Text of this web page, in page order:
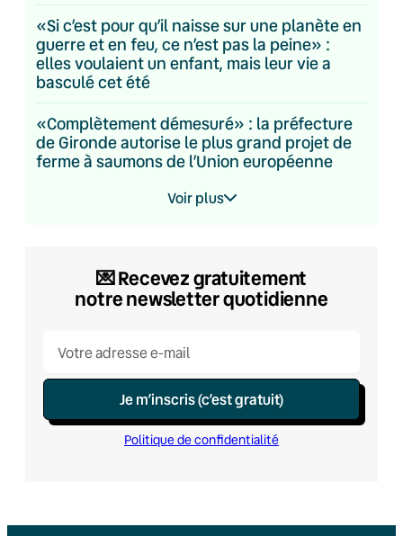
«Si c’est pour qu’il naisse sur une planète en
guerre et en feu, ce n’est pas la peine» :
elles voulaient un enfant, mais leur vie a
basculé cet été
«Complètement démesuré» : la préfecture
de Gironde autorise le plus grand projet de
ferme à saumons de l’Union européenne
Voir plus
💌​ Recevez gratuitement
notre newsletter quotidienne
Je m’inscris (c’est gratuit)
Politique de confidentialité